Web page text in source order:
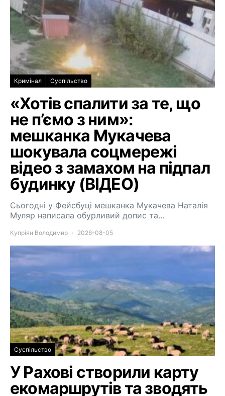
Кримінал Суспільство
«Хотів спалити за те, що
не п’ємо з ним»:
мешканка Мукачева
шокувала соцмережі
відео з замахом на підпал
будинку (ВІДЕО)
Сьогодні у Фейсбуці мешканка Мукачева Наталія
Муляр написала обурливий допис та…
Купріян Володимир 2026-08-05
Суспільство
У Рахові створили карту
екомаршрутів та зводять